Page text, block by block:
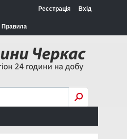
Правила
Реєстрація Вхід